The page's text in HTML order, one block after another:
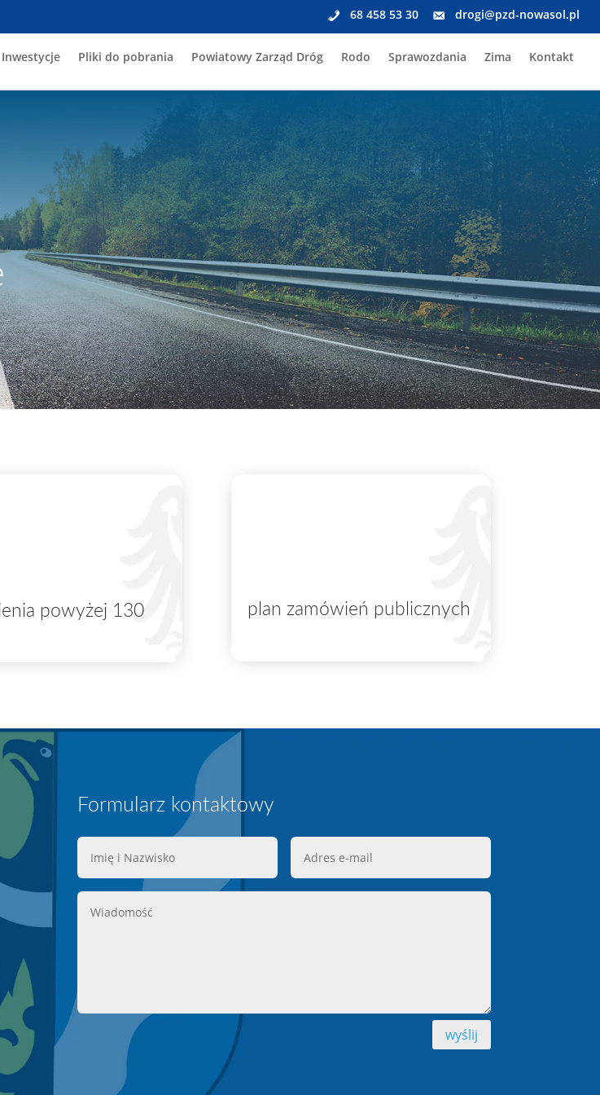
68 458 53 30 drogi@pzd-nowasol.pl
Inwestycje Pliki do pobrania Powiatowy Zarząd Dróg Rodo Sprawozdania Zima Kontakt
powyżej 130
plan zamówień publicznych
Formularz kontaktowy
Imię
Nazwisko
Adres
mail
Wiadomość
wyślij